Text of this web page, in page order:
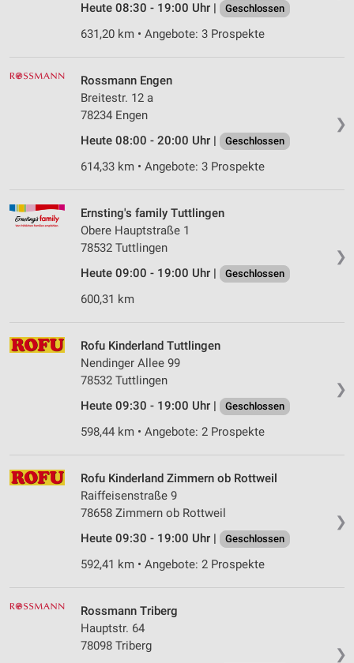
Heute 08:30 - 19:00 Uhr |
Geschlossen
631,20 km • Angebote: 3 Prospekte
❯
Rossmann Engen
Breitestr. 12 a
78234 Engen
Heute 08:00 - 20:00 Uhr |
Geschlossen
614,33 km • Angebote: 3 Prospekte
❯
Ernsting's family Tuttlingen
Obere Hauptstraße 1
78532 Tuttlingen
Heute 09:00 - 19:00 Uhr |
Geschlossen
600,31 km
❯
Rofu Kinderland Tuttlingen
Nendinger Allee 99
78532 Tuttlingen
Heute 09:30 - 19:00 Uhr |
Geschlossen
598,44 km • Angebote: 2 Prospekte
❯
Rofu Kinderland Zimmern ob Rottweil
Raiffeisenstraße 9
78658 Zimmern ob Rottweil
Heute 09:30 - 19:00 Uhr |
Geschlossen
592,41 km • Angebote: 2 Prospekte
❯
Rossmann Triberg
Hauptstr. 64
78098 Triberg